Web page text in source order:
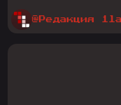
@Редакция